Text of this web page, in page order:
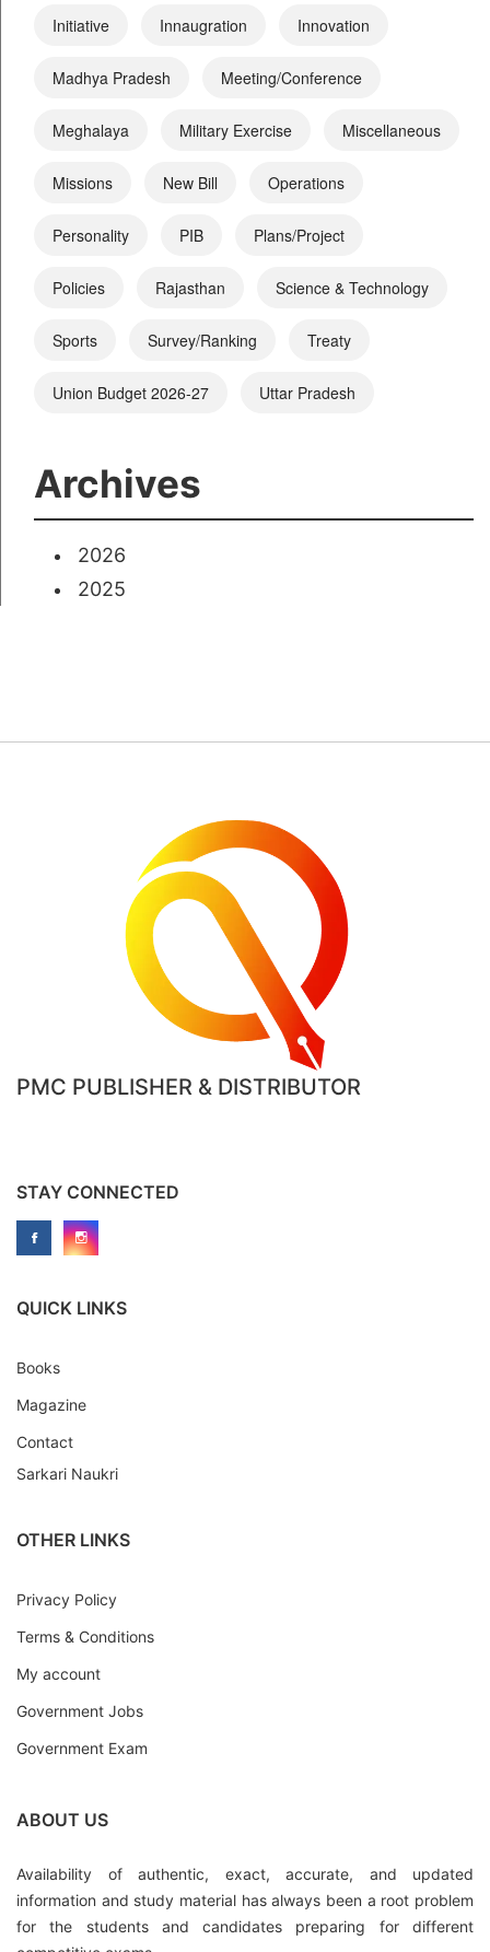
Initiative Innaugration Innovation
Madhya Pradesh Meeting/Conference
Meghalaya Military Exercise Miscellaneous
Missions New Bill Operations
Personality PIB Plans/Project
Policies Rajasthan Science & Technology
Sports Survey/Ranking Treaty
Union Budget 2026-27 Uttar Pradesh
Archives
2026
2025
PMC PUBLISHER & DISTRIBUTOR
STAY CONNECTED
QUICK LINKS
Books
Magazine
Contact
Sarkari Naukri
OTHER LINKS
Privacy Policy
Terms & Conditions
My account
Government Jobs
Government Exam
ABOUT US
Availability of authentic, exact, accurate, and updated
information and study material has always been a root problem
for the students and candidates preparing for different